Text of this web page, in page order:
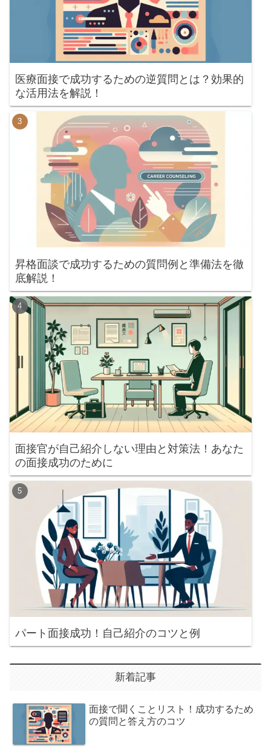
医療面接で成功するための逆質問とは？効果的
な活用法を解説！
昇格面談で成功するための質問例と準備法を徹
底解説！
面接官が自己紹介しない理由と対策法！あなた
の面接成功のために
パート面接成功！自己紹介のコツと例
新着記事
面接で聞くことリスト！成功するため
の質問と答え方のコツ